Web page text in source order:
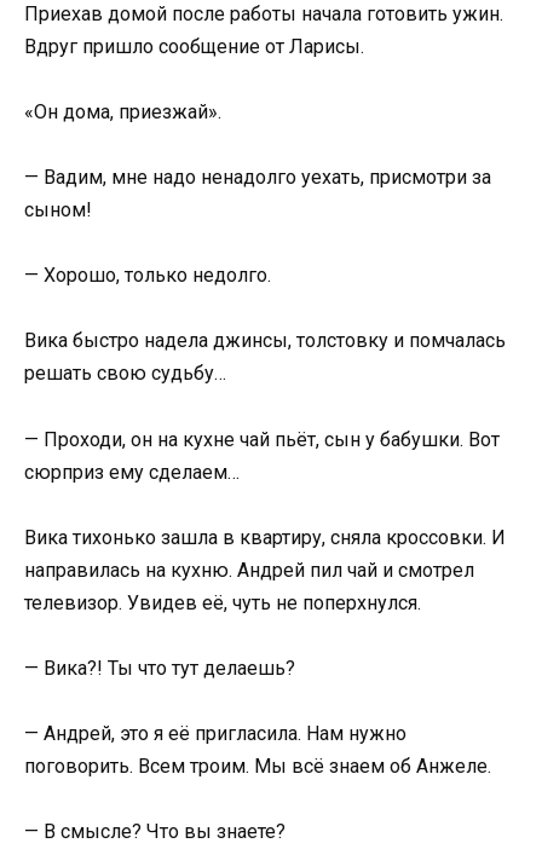
Приехав домой после работы начала готовить ужин.
Вдруг пришло сообщение от Ларисы.
«Он дома, приезжай».
— Вадим, мне надо ненадолго уехать, присмотри за
сыном!
— Хорошо, только недолго.
Вика быстро надела джинсы, толстовку и помчалась
решать свою судьбу…
— Проходи, он на кухне чай пьёт, сын у бабушки. Вот
сюрприз ему сделаем…
Вика тихонько зашла в квартиру, сняла кроссовки. И
направилась на кухню. Андрей пил чай и смотрел
телевизор. Увидев её, чуть не поперхнулся.
— Вика?! Ты что тут делаешь?
— Андрей, это я её пригласила. Нам нужно
поговорить. Всем троим. Мы всё знаем об Анжеле.
— В смысле? Что вы знаете?